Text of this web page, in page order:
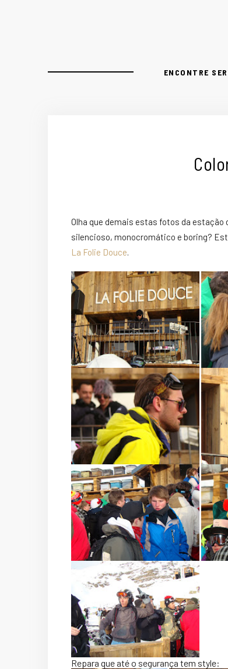
ENCONTRE
Olha que demais estas fotos da estação
silencioso, monocromático e boring?
La Folie Douce
Repara que até o segurança tem style: